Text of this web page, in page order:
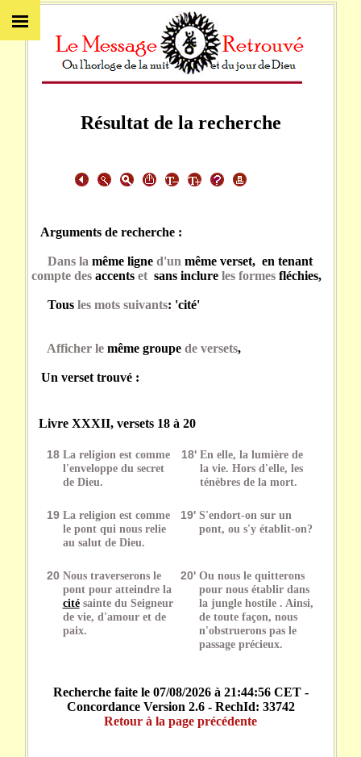
Résultat de la recherche
Arguments de recherche :
Dans la même ligne d'un même verset, en tenant
compte des accents et sans inclureles formes fléchies,
Tous les mots suivants: 'cité'
Afficher le même groupede versets,
Un verset trouvé :
Livre XXXII, versets 18 à 20
18 La religion est comme
l'enveloppe du secret
de Dieu.
18' En elle, la lumière de
la vie. Hors d'elle, les
ténèbres de la mort.
19 La religion est comme
le pont qui nous relie
au salut de Dieu.
19' S'endort-on sur un
pont, ou s'y établit-on?
20 Nous traverserons le
pont pour atteindre la
citésainte du Seigneur
de vie, d'amour et de
paix.
20' Ou nous le quitterons
pour nous établir dans
la jungle hostile . Ainsi,
de toute façon, nous
n'obstruerons pas le
passage précieux.
Recherche faite le 07/08/2026 à 21:44:56 CET -
Concordance Version 2.6 - RechId: 33742
Retour à la page précédente